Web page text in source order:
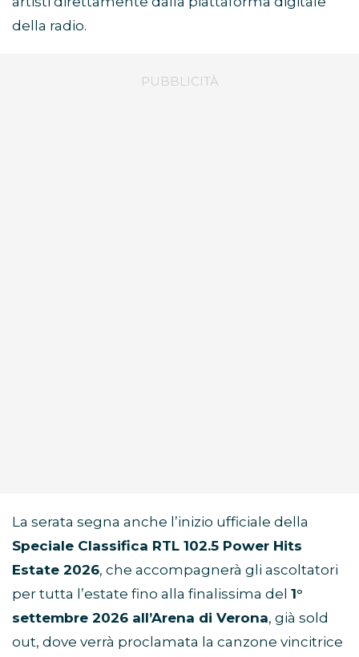
della radio.
La serata segna anche l’inizio ufficiale della
Speciale Classifica RTL 102.5 Power Hits
Estate 2026, che accompagnerà gli ascoltatori
per tutta l’estate fino alla finalissima del 1°
settembre 2026 all’Arena di Verona, già sold
out, dove verrà proclamata la canzone vincitrice